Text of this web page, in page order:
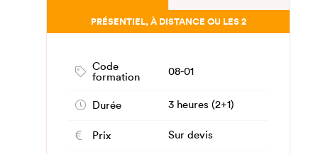
PRÉSENTIEL, À DISTANCE OU LES 2
Code
formation
08-01
Durée 3 heures (2+1)
Prix Sur devis